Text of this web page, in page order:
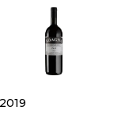
натуральне
Моргон Кот
Jean Foillard 1.5л